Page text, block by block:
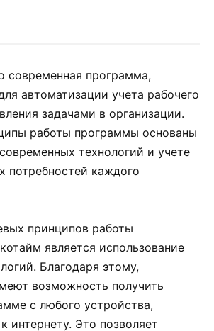
современная программа,
автоматизации учета рабочего
задачами в организации.
работы программы основаны
технологий и учете
потребностей каждого
принципов работы
является использование
Благодаря этому,
возможность получить
с любого устройства,
интернету. Это позволяет